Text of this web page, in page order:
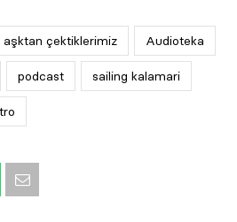
aşktan çektiklerimiz Audioteka
podcast sailing kalamari